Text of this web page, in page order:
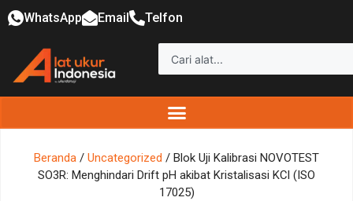
WhatsApp Email Telfon
Beranda / Uncategorized / Blok Uji Kalibrasi NOVOTEST
SO3R: Menghindari Drift pH akibat Kristalisasi KCl (ISO
17025)